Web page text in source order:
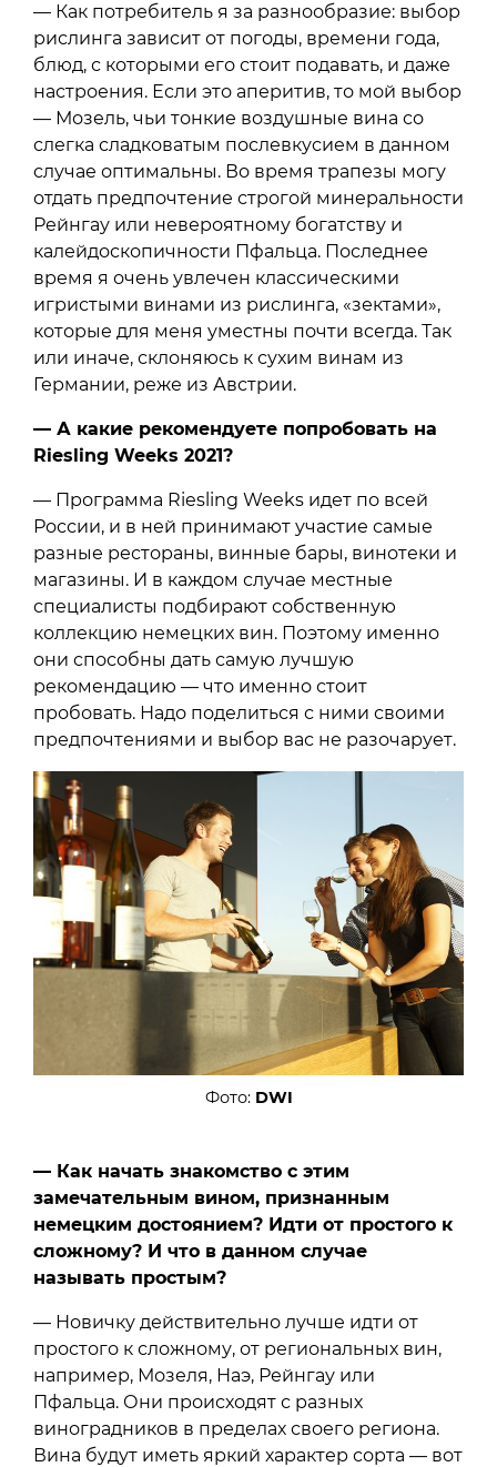
— Как потребитель я за разнообразие: выбор
рислинга зависит от погоды, времени года,
блюд, с которыми его стоит подавать, и даже
настроения. Если это аперитив, то мой выбор
— Мозель, чьи тонкие воздушные вина со
слегка сладковатым послевкусием в данном
случае оптимальны. Во время трапезы могу
отдать предпочтение строгой минеральности
Рейнгау или невероятному богатству и
калейдоскопичности Пфальца. Последнее
время я очень увлечен классическими
игристыми винами из рислинга, «зектами»,
которые для меня уместны почти всегда. Так
или иначе, склоняюсь к сухим винам из
Германии, реже из Австрии.
— А какие рекомендуете попробовать на
Riesling Weeks 2021?
— Программа Riesling Weeks идет по всей
России, и в ней принимают участие самые
разные рестораны, винные бары, винотеки и
магазины. И в каждом случае местные
специалисты подбирают собственную
коллекцию немецких вин. Поэтому именно
они способны дать самую лучшую
рекомендацию — что именно стоит
пробовать. Надо поделиться с ними своими
предпочтениями и выбор вас не разочарует.
Фото: DWI
— Как начать знакомство с этим
замечательным вином, признанным
немецким достоянием? Идти от простого к
сложному? И что в данном случае
называть простым?
— Новичку действительно лучше идти от
простого к сложному, от региональных вин,
например, Мозеля, Наэ, Рейнгау или
Пфальца. Они происходят с разных
виноградников в пределах своего региона.
Вина будут иметь яркий характер сорта — вот